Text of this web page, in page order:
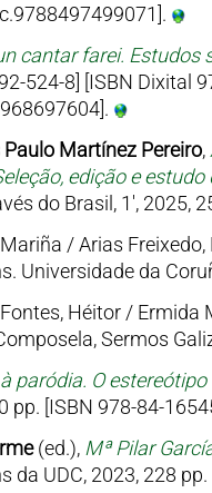
cantar farei.
524-8] [ISBN Dixital
Paulo Martínez Pereiro,
edição e
do Brasil, 1', 2025,
/ Arias
Universidade da
Héitor / Ermida
Sermos
paródia. O
pp. [ISBN 978-84-
(ed.), Mª Pilar
da UDC, 2023, 228